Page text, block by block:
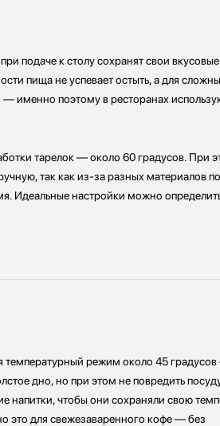
подаче к столу сохранят свои вкусовые
пища не успевает остыть, а для
именно поэтому в ресторанах
тарелок — около 60 градусов. При
так как из-за разных материалов
Идеальные настройки можно
температурный режим около 45
дно, но при этом не повредить
напитки, чтобы они сохраняли свою
это для свежезаваренного кофе — без